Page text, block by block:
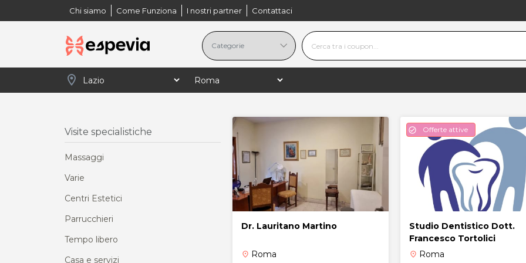
Chi siamo Come Funziona I nostri partner Contattaci
location_on
Visite specialistiche
Massaggi
Varie
Centri Estetici
Parrucchieri
Tempo libero
Casa e servizi
Dr. Lauritano Martino
place Roma
check_circle Offerte attive
Studio Dentistico Dott.
Francesco Tortolici
place Roma